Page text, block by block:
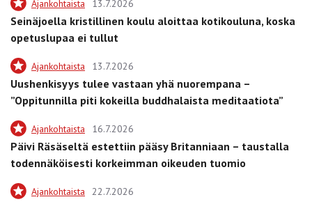
Ajankohtaista 13.7.2026
Seinäjoella kristillinen koulu aloittaa kotikouluna, koska
opetuslupaa ei tullut
Ajankohtaista 13.7.2026
Uushenkisyys tulee vastaan yhä nuorempana –
”Oppitunnilla piti kokeilla buddhalaista meditaatiota”
Ajankohtaista 16.7.2026
Päivi Räsäseltä estettiin pääsy Britanniaan – taustalla
todennäköisesti korkeimman oikeuden tuomio
Ajankohtaista 22.7.2026